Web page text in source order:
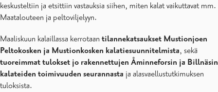
keskusteltiin ja etsittiin vastauksia siihen, miten kalat vaikuttavat mm.
Maatalouteen ja peltoviljelyyn.
Maaliskuun kalaillassa kerrotaan tilannekatsaukset Mustionjoen
Peltokosken ja Mustionkosken kalatiesuunnitelmista, sekä
tuoreimmat tulokset jo rakennettujen Åminneforsin ja Billnäsin
kalateiden toimivuuden seurannasta ja alasvaellustutkimuksen
tuloksista.